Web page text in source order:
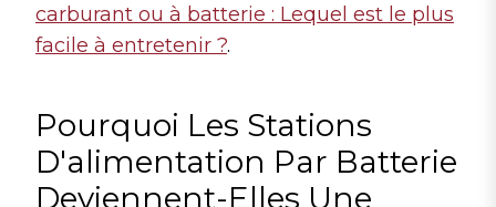
carburant ou à batterie : Lequel est le plus
facile à entretenir ?.
Pourquoi Les Stations
D'alimentation Par Batterie
Deviennent-Elles Une